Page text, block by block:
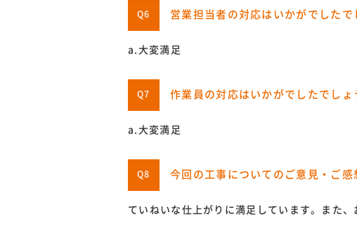
Q6 営業担当者の対応はいかがでしたで
a.大変満足
Q7 作業員の対応はいかがでしたでしょ
a.大変満足
Q8 今回の工事についてのご意見・ご感
ていねいな仕上がりに満足しています。また、